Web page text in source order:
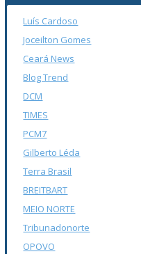
Luís Cardoso
Joceilton Gomes
Ceará News
Blog Trend
DCM
TIMES
PCM7
Gilberto Léda
Terra Brasil
BREITBART
MEIO NORTE
Tribunadonorte
OPOVO